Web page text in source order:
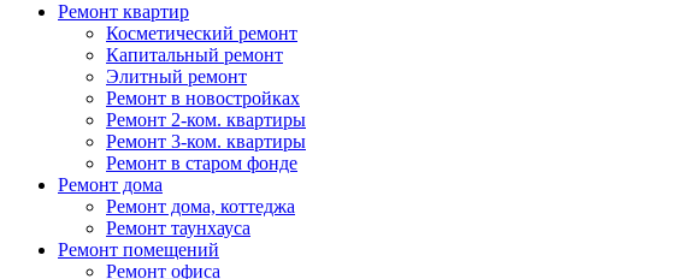
Ремонт квартир
Косметический ремонт
Капитальный ремонт
Элитный ремонт
Ремонт в новостройках
Ремонт 2-ком. квартиры
Ремонт 3-ком. квартиры
Ремонт в старом фонде
Ремонт дома
Ремонт дома, коттеджа
Ремонт таунхауса
Ремонт помещений
Ремонт офиса